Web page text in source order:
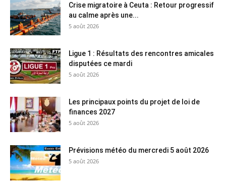
Crise migratoire à Ceuta : Retour progressif
au calme après une...
5 août 2026
Ligue 1 : Résultats des rencontres amicales
disputées ce mardi
5 août 2026
Les principaux points du projet de loi de
finances 2027
5 août 2026
Prévisions météo du mercredi 5 août 2026
5 août 2026